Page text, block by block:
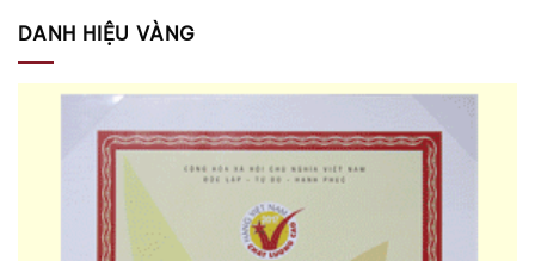
DANH HIỆU VÀNG